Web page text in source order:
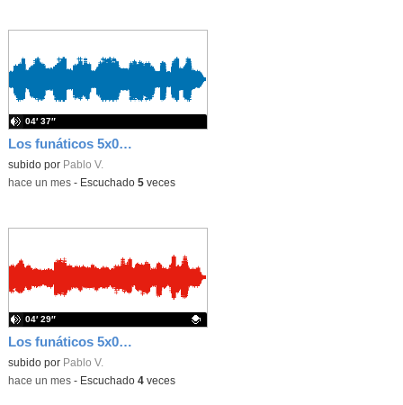
Los funáticos 5x04 - Especial despedida y chiste de la selva
subido por Pablo V.
04′ 37″
-hace un mes- Escuchado 5veces
Los funáticos 5x03 - Helio 3 y el chiste de Ramón
Contenido educativo.
subido por Pablo V.
04′ 29″
-hace un mes- Escuchado 4veces